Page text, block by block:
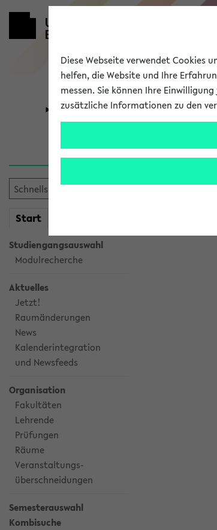
Universität Forschung
Start
Studiengangsauswahl
Modulrecherche
Aktuelles
Jetzt!
Raumänderungen
News
Kalenderintegration
und Newsfeeds
Organisation
Fakultäten
Lehrende
Prüfungen
Räume
Veranstaltungs-
überschneidungen
Semesterauswahl
Kombisuche
Verlauf
Diese Webseite verwendet Cookies
helfen, die Website und Ihre
messen. Sie können Ihre
zusätzliche Informationen zu den